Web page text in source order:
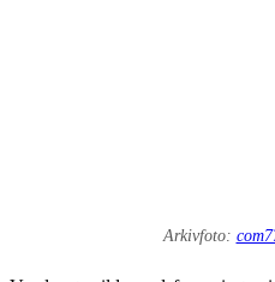
Arkivfoto: